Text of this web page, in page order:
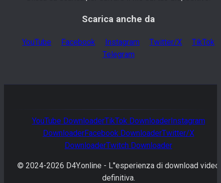
Scarica anche da
YouTube Facebook Instagram Twitter/X
TikTok
Telegram
YouTube DownloaderTikTok DownloaderInstagram
DownloaderFacebook DownloaderTwitter/X
DownloaderTwitch Downloader
© 2024-2026 D4Y.online - L''esperienza di download video
definitiva.